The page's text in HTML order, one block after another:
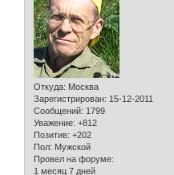
Откуда: Москва
Зарегистрирован: 15-12-2011
Сообщений: 1799
Уважение: +812
Позитив: +202
Пол: Мужской
Провел на форуме:
1 месяц 7 дней